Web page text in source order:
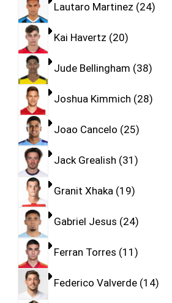
Lautaro Martinez 24
Kai Havertz 20
Jude Bellingham 38
Joshua Kimmich 28
Joao Cancelo 25
Jack Grealish 31
Granit Xhaka 19
Gabriel Jesus 24
Ferran Torres 11
Federico Valverde 14